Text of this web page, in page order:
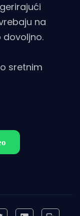
na
dovoljno.
sretnim